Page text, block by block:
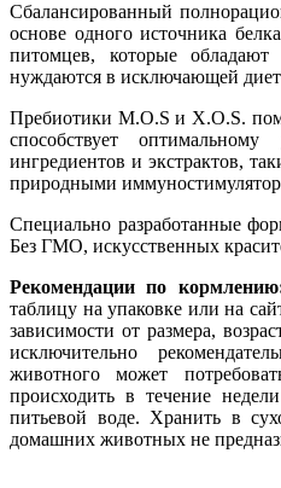
Сбалансированный
основе одного источника
питомцев, которые
нуждаются в исключающей
Пребиотики М.О.S и X.O.S.
способствует
ингредиентов и экстрактов,
природными
Специально разработанные
Без ГМО, искусственных
Рекомендации по
таблицу на упаковке или на
зависимости от размера,
исключительно
животного может
происходить в течение
питьевой воде. Хранить в
домашних животных не